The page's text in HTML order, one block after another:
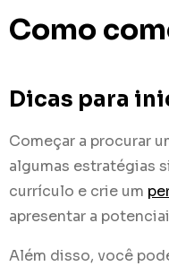
Como
Dicas para
Começar a procurar
algumas estratégias
currículo e crie um
apresentar a
Além disso, você